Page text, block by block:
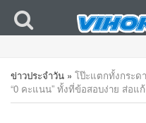
ข่าวประจำวัน » โป๊ะแตกทั้งกระ
“0 คะแนน” ทั้งที่ข้อสอบง่าย ส่อแ